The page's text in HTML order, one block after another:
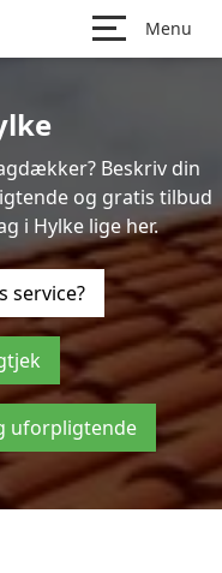
Menu
Beskriv din
og gratis tilbud
i Hylke lige her.
service?
uforpligtende